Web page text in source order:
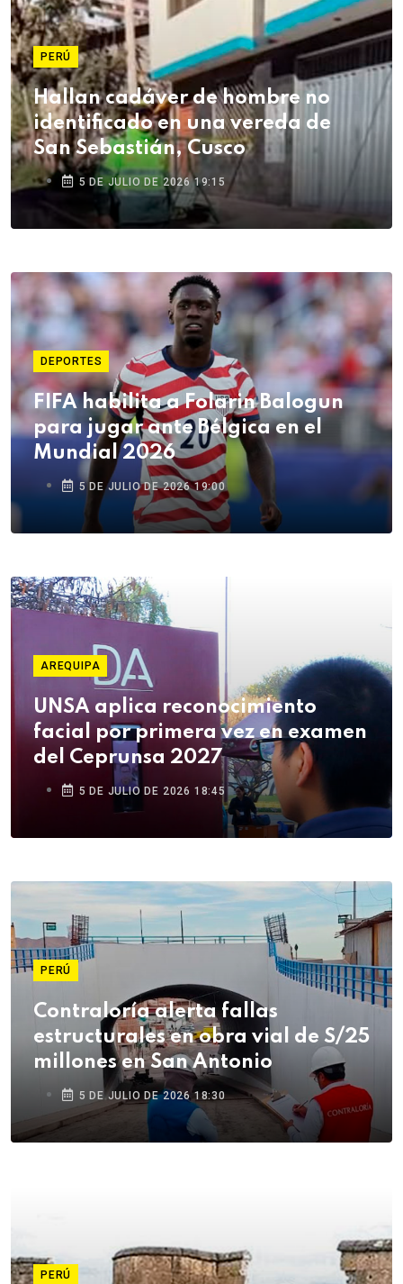
PERÚ
Hallan cadáver de hombre no
identificado en una vereda de
San Sebastián, Cusco
5 DE JULIO DE 2026 19:15
DEPORTES
FIFA habilita a Folarin Balogun
para jugar ante Bélgica en el
Mundial 2026
5 DE JULIO DE 2026 19:00
AREQUIPA
UNSA aplica reconocimiento
facial por primera vez en examen
del Ceprunsa 2027
5 DE JULIO DE 2026 18:45
PERÚ
Contraloría alerta fallas
estructurales en obra vial de S/25
millones en San Antonio
5 DE JULIO DE 2026 18:30
PERÚ